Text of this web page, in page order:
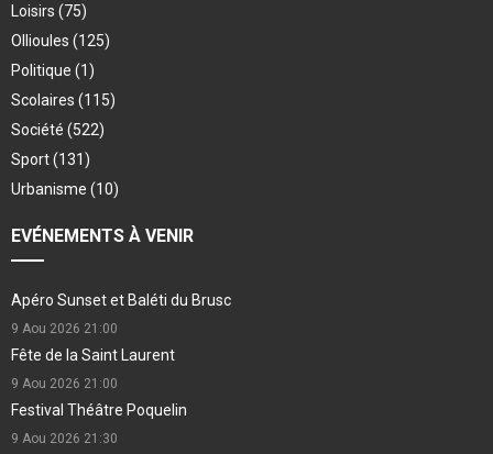
Loisirs (75)
Ollioules (125)
Politique (1)
Scolaires (115)
Société (522)
Sport(131)
Urbanisme (10)
EVÉNEMENTS À VENIR
Apéro Sunset et Baléti du Brusc
9 Aou 2026 21:00
Fête de la Saint Laurent
9 Aou 2026 21:00
Festival Théâtre Poquelin
9 Aou 2026 21:30